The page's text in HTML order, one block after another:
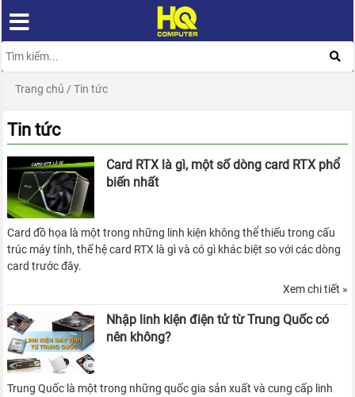
Trang chủ /Tin tức
Tin tức
Card RTX là gì, một số dòng card RTX phổ
biến nhất
Card đồ họa là một trong những linh kiện không thể thiếu trong cấu
trúc máy tính, thế hệ card RTX là gì và có gì khác biệt so với các dòng
card trước đây.
Xem chi tiết »
Nhập linh kiện điện tử từ Trung Quốc có
nên không?
Trung Quốc là một trong những quốc gia sản xuất và cung cấp linh